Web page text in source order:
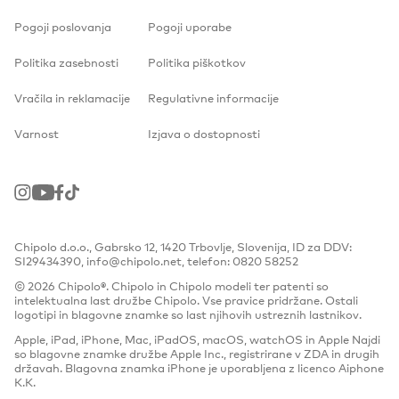
Pogoji poslovanja Pogoji uporabe
Politika zasebnosti Politika piškotkov
Vračila in reklamacije Regulativne informacije
Varnost Izjava o dostopnosti
Instagram
YoutubeFacebook
TikTok
Chipolo d.o.o., Gabrsko 12, 1420 Trbovlje, Slovenija, ID za DDV:
SI29434390, info@chipolo.net, telefon: 0820 58252
© 2026 Chipolo®. Chipolo in Chipolo modeli ter patenti so
intelektualna last družbe Chipolo. Vse pravice pridržane. Ostali
logotipi in blagovne znamke so last njihovih ustreznih lastnikov.
Apple, iPad, iPhone, Mac, iPadOS, macOS, watchOS in Apple Najdi
so blagovne znamke družbe Apple Inc., registrirane v ZDA in drugih
državah. Blagovna znamka iPhone je uporabljena z licenco Aiphone
K.K.